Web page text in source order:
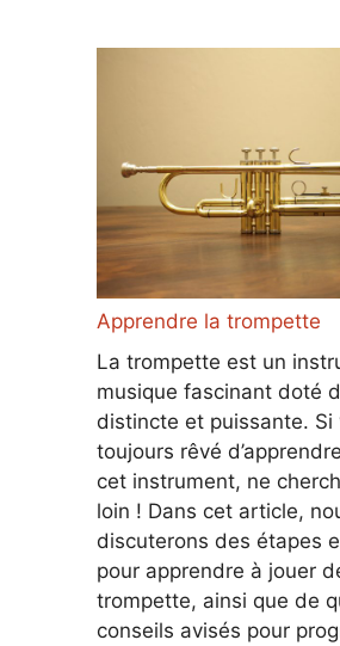
Apprendre la trompette
La trompette est un
musique fascinant doté
distincte et puissante. Si
toujours rêvé
cet instrument, ne
loin ! Dans cet article,
discuterons des étapes
pour apprendre à jouer
trompette, ainsi que de
conseils avisés pour